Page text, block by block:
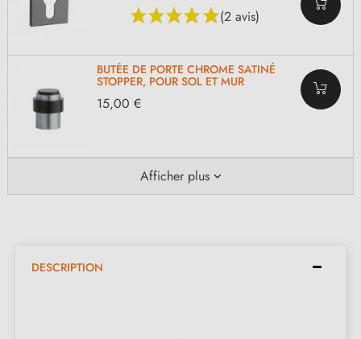
(2 avis)
BUTÉE DE PORTE CHROME SATINÉ
STOPPER, POUR SOL ET MUR
15,00 €
Afficher plus
DESCRIPTION